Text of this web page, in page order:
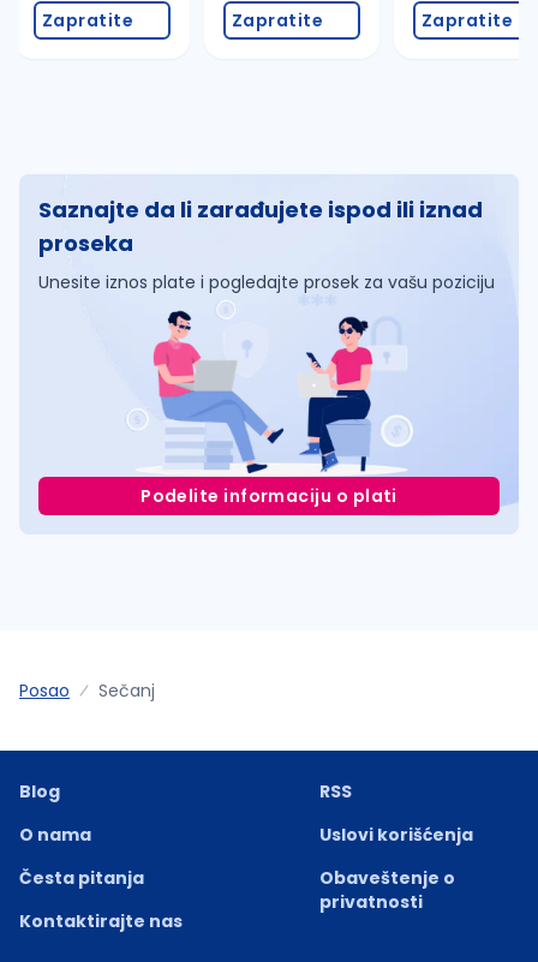
Zapratite Zapratite Zapratite
Saznajte da li zarađujete ispod ili iznad
proseka
Unesite iznos plate i pogledajte prosek za vašu poziciju
Podelite informaciju o plati
Posao Sečanj
Blog
O nama
Česta pitanja
Kontaktirajte nas
RSS
Uslovi korišćenja
Obaveštenje o
privatnosti